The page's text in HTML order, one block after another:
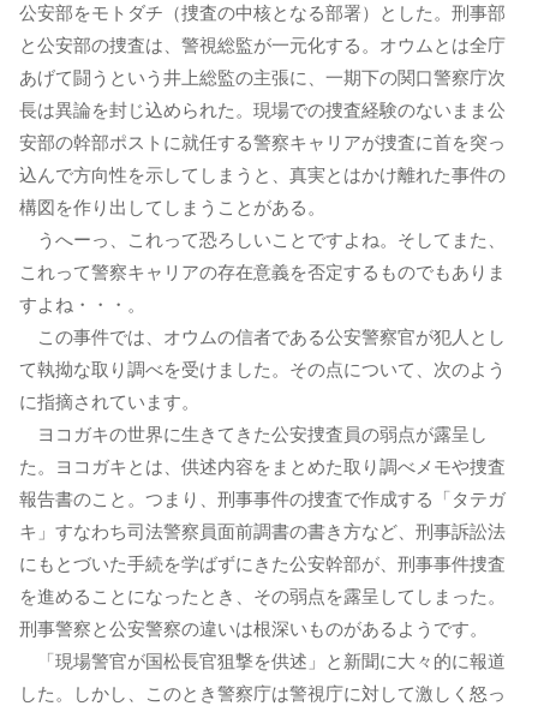
公安部をモトダチ（捜査の中核となる部署）とした。刑事部
と公安部の捜査は、警視総監が一元化する。オウムとは全庁
あげて闘うという井上総監の主張に、一期下の関口警察庁次
長は異論を封じ込められた。現場での捜査経験のないまま公
安部の幹部ポストに就任する警察キャリアが捜査に首を突っ
込んで方向性を示してしまうと、真実とはかけ離れた事件の
構図を作り出してしまうことがある。
うへーっ、これって恐ろしいことですよね。そしてまた、
これって警察キャリアの存在意義を否定するものでもありま
すよね・・・。
この事件では、オウムの信者である公安警察官が犯人とし
て執拗な取り調べを受けました。その点について、次のよう
に指摘されています。
ヨコガキの世界に生きてきた公安捜査員の弱点が露呈し
た。ヨコガキとは、供述内容をまとめた取り調べメモや捜査
報告書のこと。つまり、刑事事件の捜査で作成する「タテガ
キ」すなわち司法警察員面前調書の書き方など、刑事訴訟法
にもとづいた手続を学ばずにきた公安幹部が、刑事事件捜査
を進めることになったとき、その弱点を露呈してしまった。
刑事警察と公安警察の違いは根深いものがあるようです。
「現場警官が国松長官狙撃を供述」と新聞に大々的に報道
した。しかし、このとき警察庁は警視庁に対して激しく怒っ